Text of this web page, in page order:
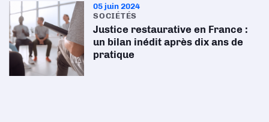
05 juin 2024
SOCIÉTÉS
Justice restaurative en France :
un bilan inédit après dix ans de
pratique